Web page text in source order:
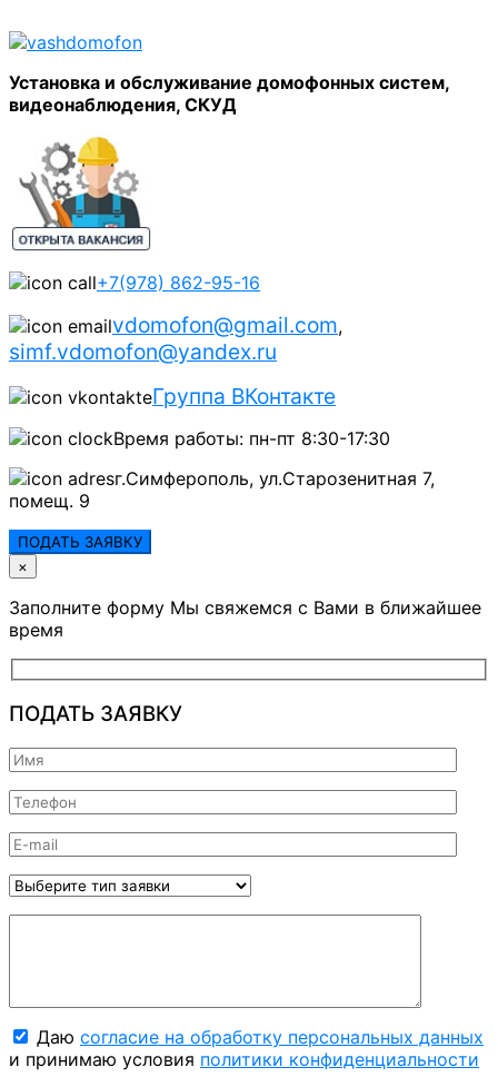
Установка и обслуживание домофонных систем,
видеонаблюдения, СКУД
+7(978) 862-95-16
vdomofon@gmail.com,
simf.vdomofon@yandex.ru
Группа ВКонтакте
Время работы: пн-пт 8:30-17:30
г.Симферополь, ул.Старозенитная 7,
помещ. 9
ПОДАТЬ ЗАЯВКУ
×
Заполните форму Мы свяжемся с Вами в ближайшее
время
ПОДАТЬ ЗАЯВКУ
Даю согласие на обработку персональных данных
и принимаю условия политики конфиденциальности